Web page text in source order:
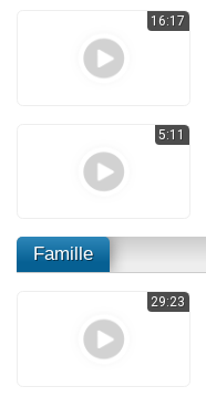
16:17
5:11
Famille
29:23